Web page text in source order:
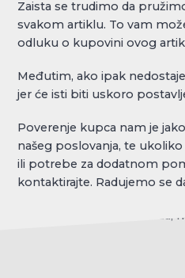
Zaista se trudimo da
svakom artiklu. To vam
odluku o kupovini ovog
Međutim, ako ipak
jer će isti biti uskoro
Poverenje kupca nam je
našeg poslovanja, te
ili potrebe za dodatnom
kontaktirajte. Radujemo se